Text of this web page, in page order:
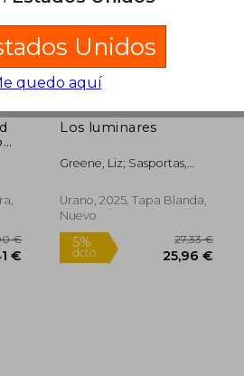
€ dcto.
Los luminares
Greene, Liz; Sasportas,
Urano, 2025, Tapa Blanda,
Nuevo
Unidos
quedo aquí